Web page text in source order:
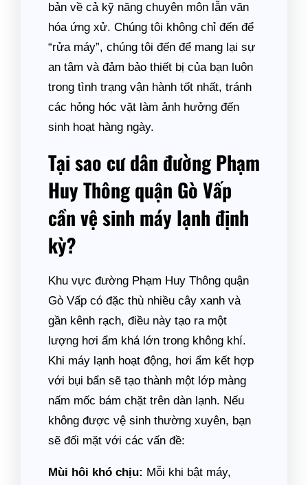
bản về cả kỹ năng chuyên môn lẫn văn
hóa ứng xử. Chúng tôi không chỉ đến để
“rửa máy”, chúng tôi đến để mang lại sự
an tâm và đảm bảo thiết bị của bạn luôn
trong tình trạng vận hành tốt nhất, tránh
các hỏng hóc vặt làm ảnh hưởng đến
sinh hoạt hàng ngày.
Tại sao cư dân đường Phạm
Huy Thông quận Gò Vấp
cần vệ sinh máy lạnh định
kỳ?
Khu vực đường Phạm Huy Thông quận
Gò Vấp có đặc thù nhiều cây xanh và
gần kênh rạch, điều này tạo ra một
lượng hơi ẩm khá lớn trong không khí.
Khi máy lạnh hoạt động, hơi ẩm kết hợp
với bụi bẩn sẽ tạo thành một lớp màng
nấm mốc bám chặt trên dàn lạnh. Nếu
không được vệ sinh thường xuyên, bạn
sẽ đối mặt với các vấn đề:
Mùi hôi khó chịu: Mỗi khi bật máy,